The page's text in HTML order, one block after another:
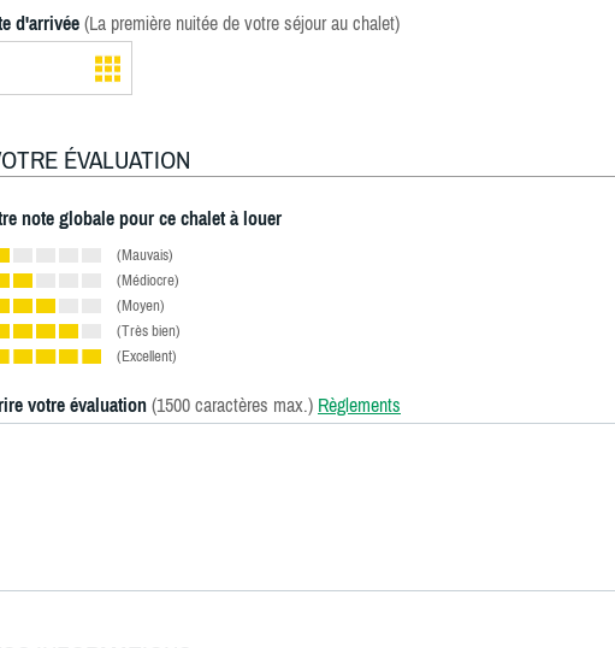
d'arrivée (La première nuitée de votre séjour au chalet)
ÉVALUATION
note globale pour ce chalet à louer
(Mauvais)
(Médiocre)
(Moyen)
(Très bien)
(Excellent)
votre évaluation (1500 caractères max.) Règlements